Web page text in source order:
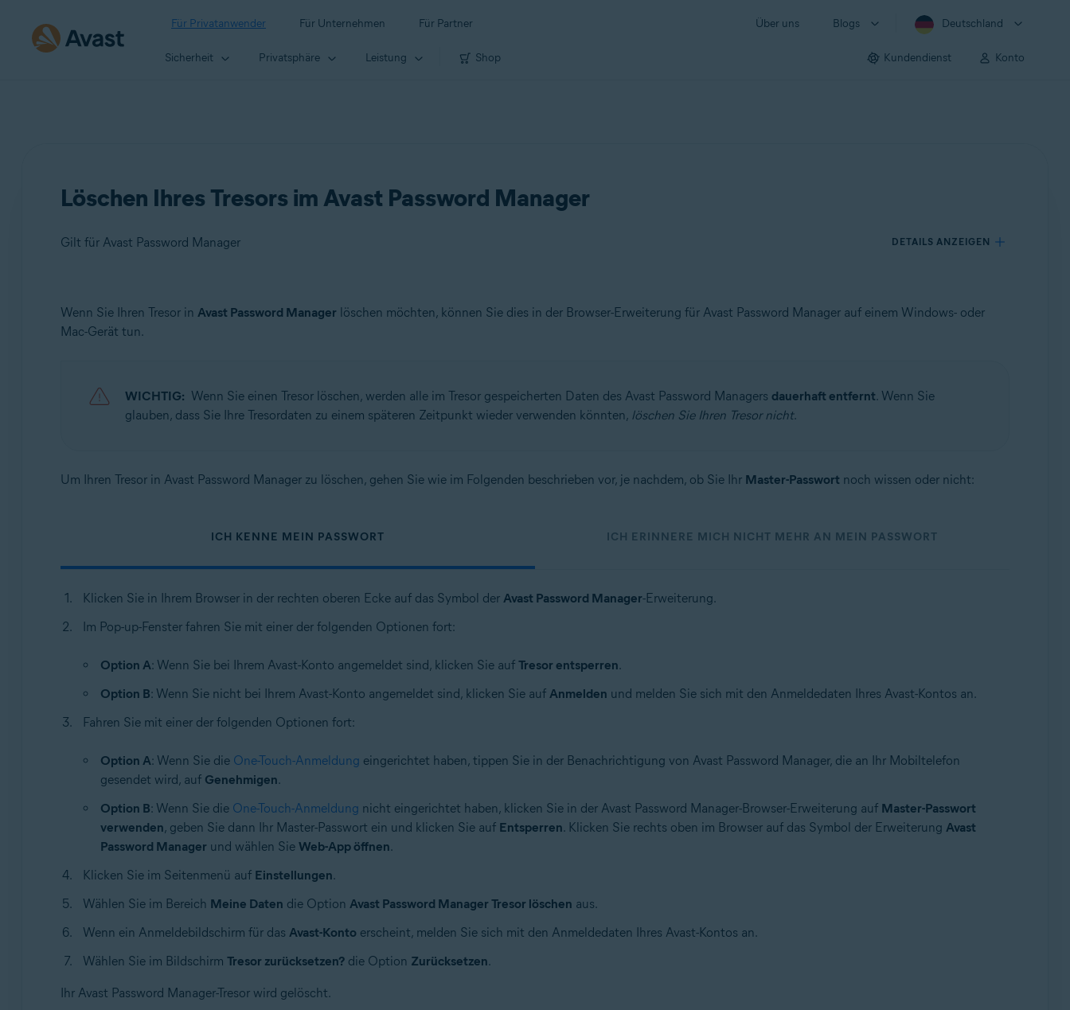
Für Privatanwender Für Unternehmen Für Partner Über uns Blogs Deutschland
Sicherheit Privatsphäre Leistung Shop Kundendienst Konto
Löschen Ihres Tresors im Avast Password Manager
Gilt für Avast Password Manager DETAILS ANZEIGEN
Produkte:
Avast Password Manager
Windows und MacOS
Wenn Sie Ihren Tresor in Avast Password Manager löschen möchten, können Sie dies in der Browser-Erweiterung für Avast Password Manager auf einem Windows- oder
Mac-Gerät tun.
WICHTIG: Wenn Sie einen Tresor löschen, werden alle im Tresor gespeicherten Daten des Avast Password Managers dauerhaft entfernt. Wenn Sie
glauben, dass Sie Ihre Tresordaten zu einem späteren Zeitpunkt wieder verwenden könnten, löschen Sie Ihren Tresor nicht.
Um Ihren Tresor in Avast Password Manager zu löschen, gehen Sie wie im Folgenden beschrieben vor, je nachdem, ob Sie Ihr Master-Passwort noch wissen oder nicht:
ICH KENNE MEIN PASSWORT ICH ERINNERE MICH NICHT MEHR AN MEIN PASSWORT
Klicken Sie in Ihrem Browser in der rechten oberen Ecke auf das Symbol der Avast Password Manager-Erweiterung.
Im Pop-up-Fenster fahren Sie mit einer der folgenden Optionen fort:
Option A: Wenn Sie bei Ihrem Avast-Konto angemeldet sind, klicken Sie auf Tresor entsperren.
Option B: Wenn Sie nicht bei Ihrem Avast-Konto angemeldet sind, klicken Sie auf Anmelden und melden Sie sich mit den Anmeldedaten Ihres Avast-Kontos an.
Fahren Sie mit einer der folgenden Optionen fort:
Option A: Wenn Sie die One-Touch-Anmeldung eingerichtet haben, tippen Sie in der Benachrichtigung von Avast Password Manager, die an Ihr Mobiltelefon
gesendet wird, auf Genehmigen.
Option B: Wenn Sie die One-Touch-Anmeldung nicht eingerichtet haben, klicken Sie in der Avast Password Manager-Browser-Erweiterung auf Master-Passwort
verwenden, geben Sie dann Ihr Master-Passwort ein und klicken Sie auf Entsperren. Klicken Sie rechts oben im Browser auf das Symbol der Erweiterung Avast
Password Manager und wählen Sie Web-App öffnen.
Klicken Sie im Seitenmenü auf Einstellungen.
Wählen Sie im Bereich Meine Daten die Option Avast Password Manager Tresor löschen aus.
Wenn ein Anmeldebildschirm für das Avast-Konto erscheint, melden Sie sich mit den Anmeldedaten Ihres Avast-Kontos an.
Wählen Sie im Bildschirm Tresor zurücksetzen?die Option Zurücksetzen.
Ihr Avast Password Manager-Tresor wird gelöscht.